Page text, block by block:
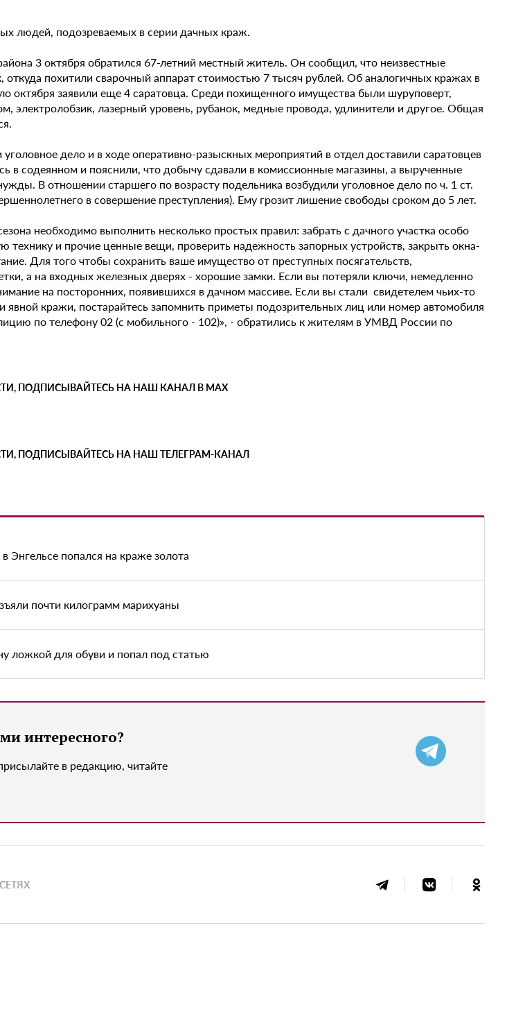
людей, подозреваемых в серии дачных краж.
3 октября обратился 67-летний местный житель. Он сообщил, что неизвестные
похитили сварочный аппарат стоимостью 7 тысяч рублей. Об аналогичных кражах в
октября заявили еще 4 саратовца. Среди похищенного имущества были шуруповерт,
электролобзик, лазерный уровень, рубанок, медные провода, удлинители и другое. Общая
дело и в ходе оперативно-разыскных мероприятий в отдел доставили саратовцев
в содеянном и пояснили, что добычу сдавали в комиссионные магазины, а вырученные
В отношении старшего по возрасту подельника возбудили уголовное дело по ч. 1 ст.
в совершение преступления). Ему грозит лишение свободы сроком до 5 лет.
необходимо выполнить несколько простых правил: забрать с дачного участка особо
технику и прочие ценные вещи, проверить надежность запорных устройств, закрыть окна-
Для того чтобы сохранить ваше имущество от преступных посягательств,
а на входных железных дверях - хорошие замки. Если вы потеряли ключи, немедленно
на посторонних, появившихся в дачном массиве. Если вы стали свидетелем чьих-то
явной кражи, постарайтесь запомнить приметы подозрительных лиц или номер автомобиля
по телефону 02 (с мобильного - 102)», - обратились к жителям в УМВД России по
ПОДПИСЫВАЙТЕСЬ НА НАШ КАНАЛ В MAX
ПОДПИСЫВАЙТЕСЬ НА НАШ ТЕЛЕГРАМ-КАНАЛ
Энгельсе попался на краже золота
почти килограмм марихуаны
ложкой для обуви и попал под статью
интересного?
в редакцию, читайте